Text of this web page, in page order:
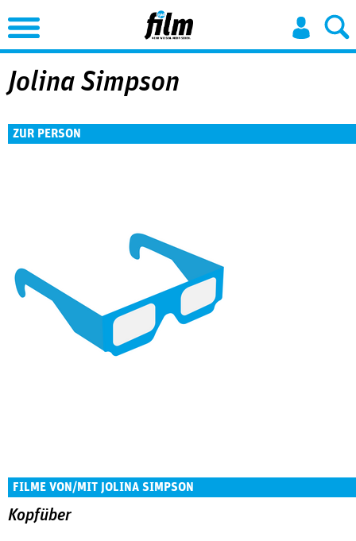
Jump to Navigation
Jolina Simpson
ZUR PERSON
FILME VON/MIT JOLINA SIMPSON
Kopfüber